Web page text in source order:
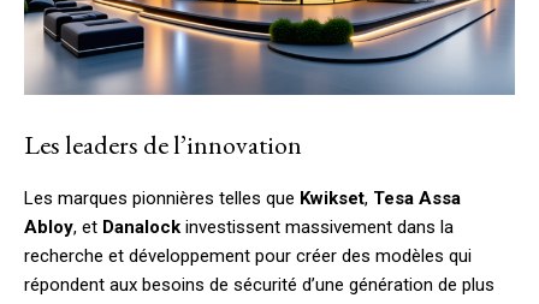
Les leaders de l’innovation
Les marques pionnières telles que Kwikset, Tesa Assa
Abloy, et Danalock investissent massivement dans la
recherche et développement pour créer des modèles qui
répondent aux besoins de sécurité d’une génération de plus